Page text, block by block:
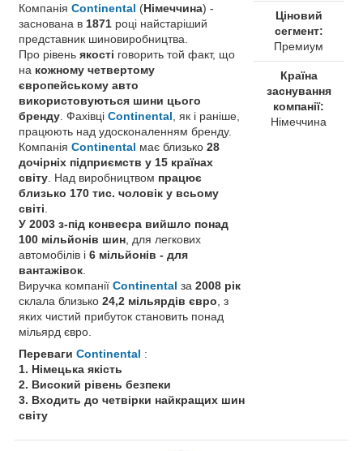
Компанія Continental (Німеччина) -
заснована в 1871 році найстаріший
представник шиновиробництва.
Про рівень якості говорить той факт, що
на кожному четвертому
європейському авто
використовуються шини цього
бренду . Фахівці Continental , як і раніше,
працюють над удосконаленням бренду.
Компанія Continental має близько 28
дочірніх підприємств у 15 країнах
світу . Над виробництвом працює
близько 170 тис. чоловік у всьому
світі
У 2003 з-під конвеєра вийшло понад
100 мільйонів шин , для легкових
автомобілів і 6 мільйонів - для
вантажівок
Виручка компанії Continental за 2008 рік
склала близько 24,2 мільярдів євро , з
яких чистий прибуток становить понад
мільярд євро.
Переваги Continental :
1. Німецька якість
2. Високий рівень безпеки
3. Входить до четвірки найкращих шин
світу
Ціновий
сегмент:
Премиум
Країна
заснування
компанії:
Німеччина